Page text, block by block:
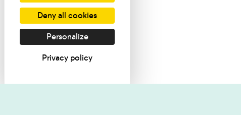
Deny all cookies
Personalize
Privacy policy